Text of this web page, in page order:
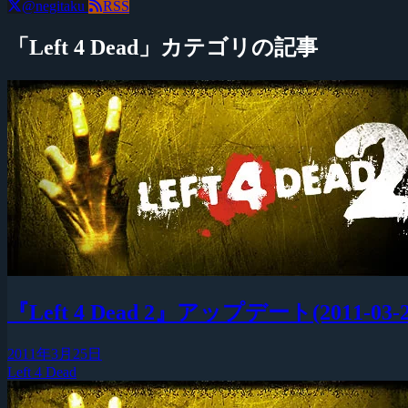
@negitaku RSS
「Left 4 Dead」カテゴリの記事
『Left 4 Dead 2』アップデート(2011-03-
2011年3月25日
Left 4 Dead